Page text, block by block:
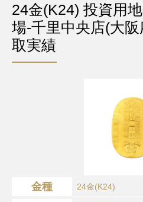
24金(K24) 投資用
場-千里中央店(大
取実績
金種 24金(K24)